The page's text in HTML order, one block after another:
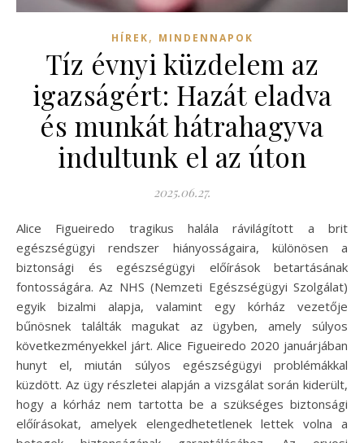
HÍREK, MINDENNAPOK
Tíz évnyi küzdelem az
igazságért: Hazát eladva
és munkát hátrahagyva
indultunk el az úton
2025.06.27.
Alice Figueiredo tragikus halála rávilágított a brit
egészségügyi rendszer hiányosságaira, különösen a
biztonsági és egészségügyi előírások betartásának
fontosságára. Az NHS (Nemzeti Egészségügyi Szolgálat)
egyik bizalmi alapja, valamint egy kórház vezetője
bűnösnek találták magukat az ügyben, amely súlyos
következményekkel járt. Alice Figueiredo 2020 januárjában
hunyt el, miután súlyos egészségügyi problémákkal
küzdött. Az ügy részletei alapján a vizsgálat során kiderült,
hogy a kórház nem tartotta be a szükséges biztonsági
előírásokat, amelyek elengedhetetlenek lettek volna a